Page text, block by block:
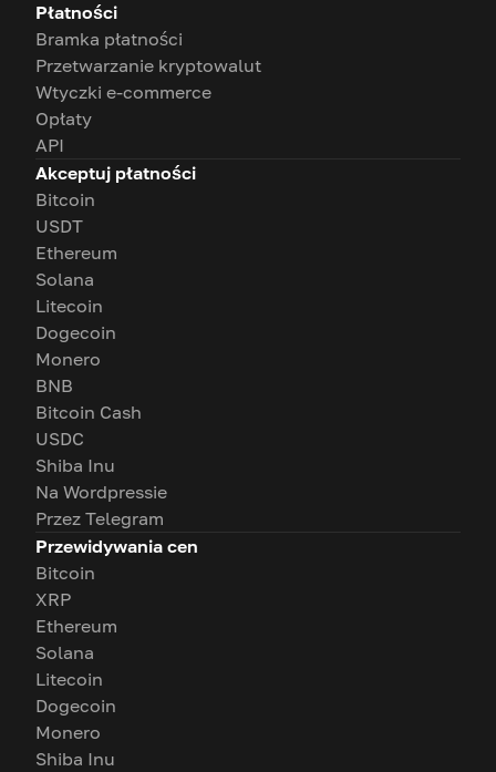
Płatności
Bramka płatności
Przetwarzanie kryptowalut
Wtyczki e-commerce
Opłaty
API
Akceptuj płatności
Bitcoin
USDT
Ethereum
Solana
Litecoin
Dogecoin
Monero
BNB
Bitcoin Cash
USDC
Shiba Inu
Na Wordpressie
Przez Telegram
Przewidywania cen
Bitcoin
XRP
Ethereum
Solana
Litecoin
Dogecoin
Monero
Shiba Inu